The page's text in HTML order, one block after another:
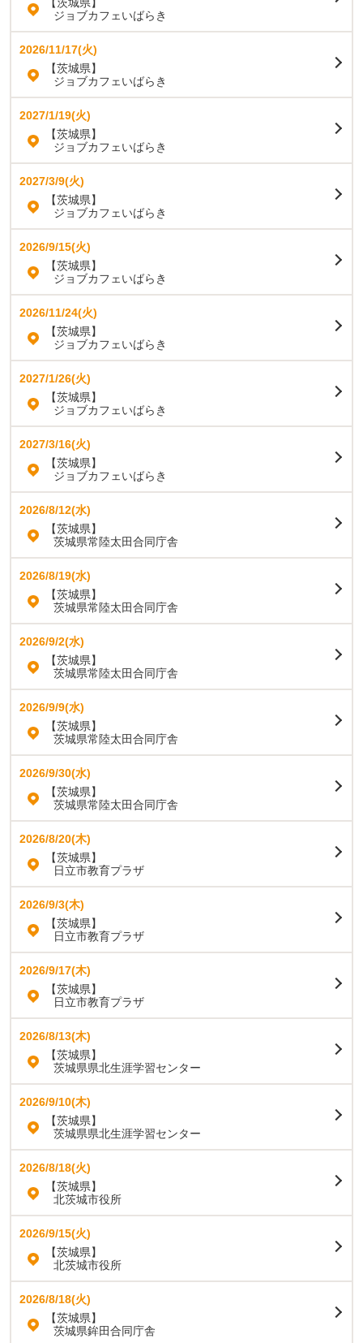
ジョブカフェいばらき
2026/11/17(火)
【茨城県】
ジョブカフェいばらき
2027/1/19(火)
【茨城県】
ジョブカフェいばらき
2027/3/9(火)
【茨城県】
ジョブカフェいばらき
2026/9/15(火)
【茨城県】
ジョブカフェいばらき
2026/11/24(火)
【茨城県】
ジョブカフェいばらき
2027/1/26(火)
【茨城県】
ジョブカフェいばらき
2027/3/16(火)
【茨城県】
ジョブカフェいばらき
2026/8/12(水)
【茨城県】
茨城県常陸太田合同庁舎
2026/8/19(水)
【茨城県】
茨城県常陸太田合同庁舎
2026/9/2(水)
【茨城県】
茨城県常陸太田合同庁舎
2026/9/9(水)
【茨城県】
茨城県常陸太田合同庁舎
2026/9/30(水)
【茨城県】
茨城県常陸太田合同庁舎
2026/8/20(木)
【茨城県】
日立市教育プラザ
2026/9/3(木)
【茨城県】
日立市教育プラザ
2026/9/17(木)
【茨城県】
日立市教育プラザ
2026/8/13(木)
【茨城県】
茨城県県北生涯学習センター
2026/9/10(木)
【茨城県】
茨城県県北生涯学習センター
2026/8/18(火)
【茨城県】
北茨城市役所
2026/9/15(火)
【茨城県】
北茨城市役所
2026/8/18(火)
【茨城県】
茨城県鉾田合同庁舎